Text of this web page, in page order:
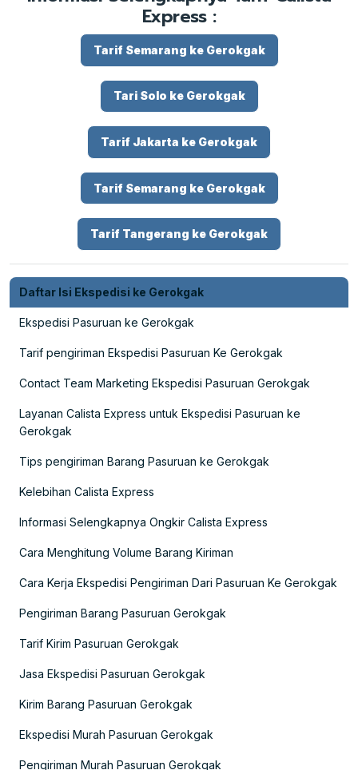
Express :
Tarif Semarang ke Gerokgak
Tari Solo ke Gerokgak
Tarif Jakarta ke Gerokgak
Tarif Semarang ke Gerokgak
Tarif Tangerang ke Gerokgak
Daftar Isi Ekspedisi ke Gerokgak
Ekspedisi Pasuruan ke Gerokgak
Tarif pengiriman Ekspedisi Pasuruan Ke Gerokgak
Contact Team Marketing Ekspedisi Pasuruan Gerokgak
Layanan Calista Express untuk Ekspedisi Pasuruan ke
Gerokgak
Tips pengiriman Barang Pasuruan ke Gerokgak
Kelebihan Calista Express
Informasi Selengkapnya Ongkir Calista Express
Cara Menghitung Volume Barang Kiriman
Cara Kerja Ekspedisi Pengiriman Dari Pasuruan Ke Gerokgak
Pengiriman Barang Pasuruan Gerokgak
Tarif Kirim Pasuruan Gerokgak
Jasa Ekspedisi Pasuruan Gerokgak
Kirim Barang Pasuruan Gerokgak
Ekspedisi Murah Pasuruan Gerokgak
Pengiriman Murah Pasuruan Gerokgak